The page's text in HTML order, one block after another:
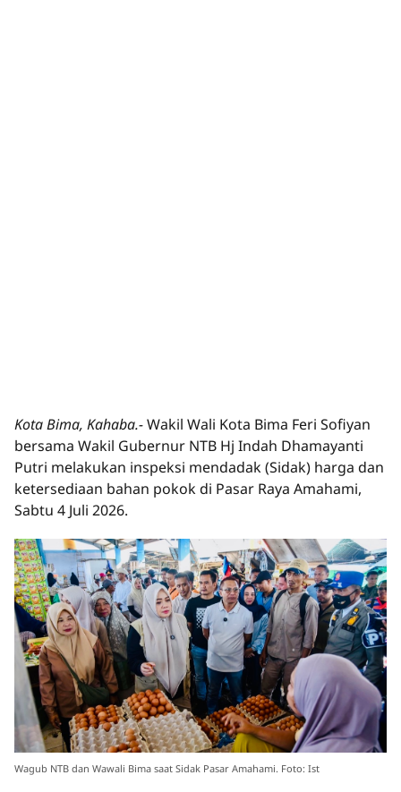
Kota Bima, Kahaba.-Wakil Wali Kota Bima Feri Sofiyan
bersama Wakil Gubernur NTB Hj Indah Dhamayanti
Putri melakukan inspeksi mendadak (Sidak) harga dan
ketersediaan bahan pokok di Pasar Raya Amahami,
Sabtu 4 Juli 2026.
Wagub NTB dan Wawali Bima saat Sidak Pasar Amahami. Foto: Ist